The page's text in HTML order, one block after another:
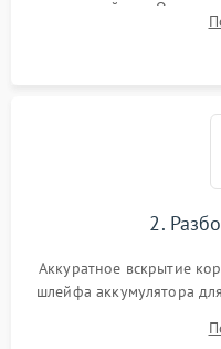
устройства.
лабораторного блока
2.
Аккуратное вскрытие
шлейфа аккумулятора
высохшей